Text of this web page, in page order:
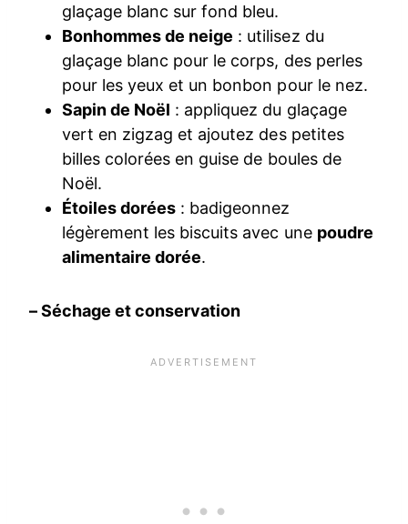
glaçage blanc sur fond bleu.
Bonhommes de neige : utilisez du
glaçage blanc pour le corps, des perles
pour les yeux et un bonbon pour le nez.
Sapin de Noël : appliquez du glaçage
vert en zigzag et ajoutez des petites
billes colorées en guise de boules de
Noël.
Étoiles dorées : badigeonnez
légèrement les biscuits avec une poudre
alimentaire dorée.
– Séchage et conservation